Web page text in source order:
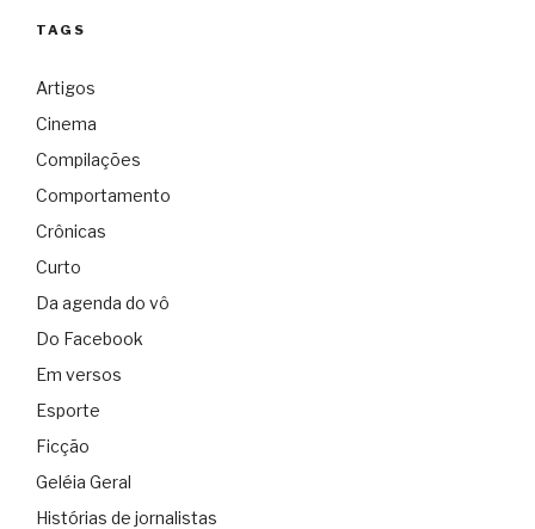
TAGS
Artigos
Cinema
Compilações
Comportamento
Crônicas
Curto
Da agenda do vô
Do Facebook
Em versos
Esporte
Ficção
Geléia Geral
Histórias de jornalistas